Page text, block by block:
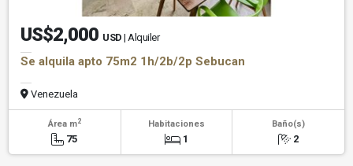
US$2,000 USD | Alquiler
Se alquila apto 75m2 1h/2b/2p Sebucan
Venezuela
Área m2
75
Habitaciones
1
Baño(s)
2